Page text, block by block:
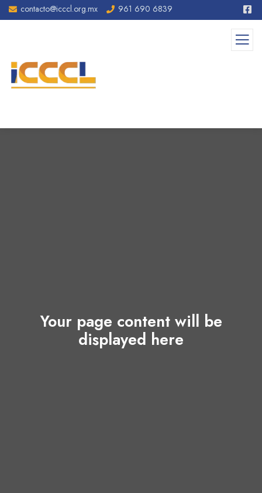
contacto@icccl.org.mx 961 690 6839
Your page content will be
displayed here